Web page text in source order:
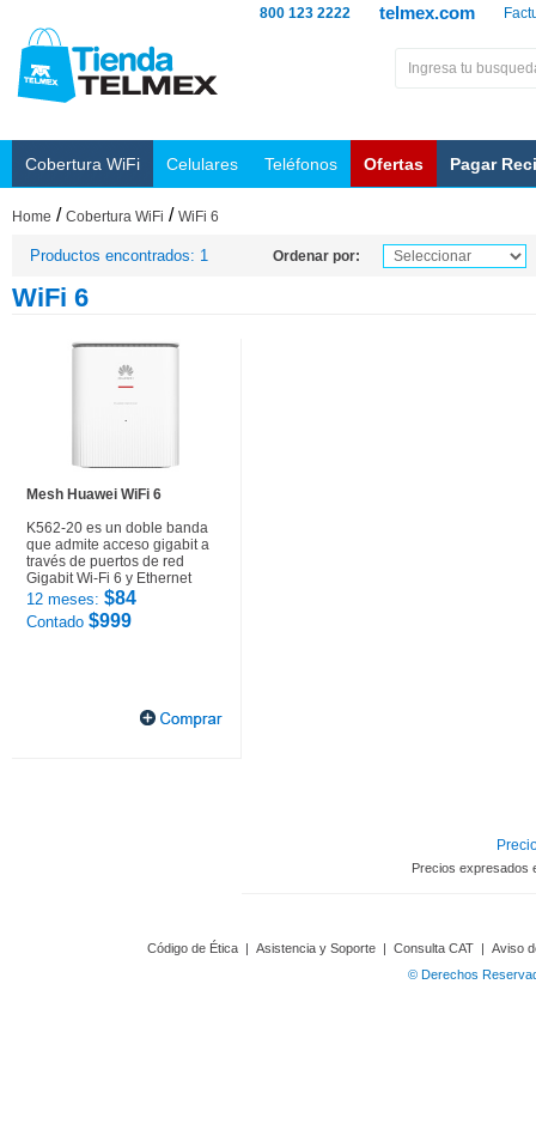
telmex.com
800 123 2222
Cobertura WiFi Celulares Teléfonos Ofertas Pagar
Home / Cobertura WiFi / WiFi 6
Productos encontrados: 1 Ordenar por:
WiFi 6
Mesh Huawei WiFi 6
K562-20 es un doble banda
que admite acceso gigabit a
través de puertos de red
Gigabit Wi-Fi 6 y Ethernet
12 meses: $84
Contado $999
Precios expresados
Código de Ética | Asistencia y Soporte | Consulta CAT | Aviso
© Derechos